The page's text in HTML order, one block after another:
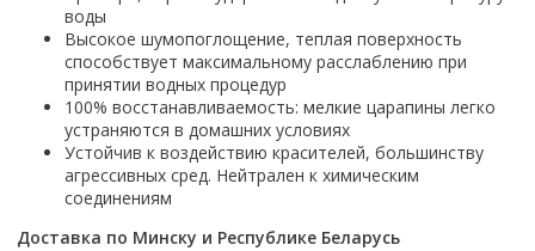
Комплектующие для ванн
Каркас
Ножки
Экраны под ванну
Гидромассажные системы
Wirpool
Недорогие
Дорогие
Уцененные
Недорогие по акции
Смотреть все
Топ брендов
Форма
Прямоугольные
Закругленная
Комплектующие для унитазов
Гофры
Канализационный выпуск
Патрубки
С отверстием под смеситель
С пьедесталом
С полупьедесталом
Исполнение
Для дачи
Для ванной
Италия
Россия
Смотреть все
Размер
40 см
50 см
Страна производитель
Германия
Польша
Сербия
Чехия
Смотреть все
Страна производитель
Германия
Испания
Италия
Польша
Смотреть все
Страна производитель
Великобритания
Германия
Италия
Китай
Смотреть все
Пылесосы
Электровеники, электрошвабры
Стеклоочистители
Мойки высокого давления
Пароочистители
воды
Высокое шумопоглощение, теплая поверхность
способствует максимальному расслаблению при
принятии водных процедур
100% восстанавливаемость: мелкие царапины легко
устраняются в домашних условиях
Устойчив к воздействию красителей, большинству
агрессивных сред. Нейтрален к химическим
соединениям
Доставка по Минску и Республике Беларусь